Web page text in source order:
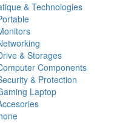
& Technologies
& Storages
Components
& Protection
Laptop